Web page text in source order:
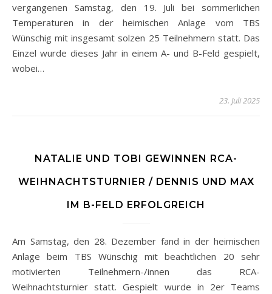
vergangenen Samstag, den 19. Juli bei sommerlichen
Temperaturen in der heimischen Anlage vom TBS
Wünschig mit insgesamt solzen 25 Teilnehmern statt. Das
Einzel wurde dieses Jahr in einem A- und B-Feld gespielt,
wobei…
23. Juli 2025
NATALIE UND TOBI GEWINNEN RCA-
WEIHNACHTSTURNIER / DENNIS UND MAX
IM B-FELD ERFOLGREICH
Am Samstag, den 28. Dezember fand in der heimischen
Anlage beim TBS Wünschig mit beachtlichen 20 sehr
motivierten Teilnehmern-/innen das RCA-
Weihnachtsturnier statt. Gespielt wurde in 2er Teams